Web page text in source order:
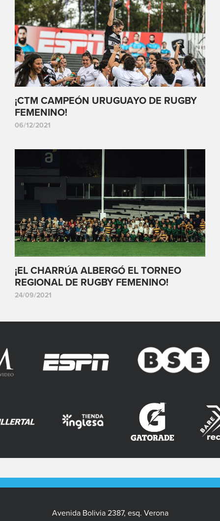
¡CTM CAMPEÓN URUGUAYO DE RUGBY
FEMENINO!
06/12/2021
¡EL CHARRÚA ALBERGÓ EL TORNEO
REGIONAL DE RUGBY FEMENINO!
24/09/2021
Avenida Bolivia 2387, esq. Verona